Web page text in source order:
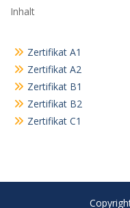
Inhalt
Zertifikat A1
Zertifikat A2
Zertifikat B1
Zertifikat B2
Zertifikat C1